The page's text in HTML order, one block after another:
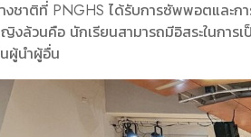
งชาติที่ PNGHS ได้รับการซัพพอตและก
งล้วนคือ นักเรียนสามารถมีอิสระในการ
นผู้นำผู้อื่น